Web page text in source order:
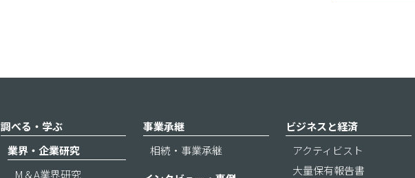
調べる・学ぶ
業界・企業研究
M＆A業界研究
事業承継
相続・事業承継
ビジネスと経済
アクティビスト
大量保有報告書